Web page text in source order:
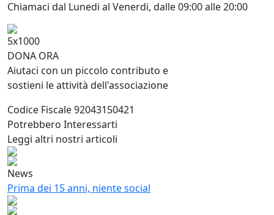
Chiamaci dal Lunedi al Venerdi, dalle 09:00 alle 20:00
5x1000
DONA ORA
Aiutaci con un piccolo contributo e
sostieni le attività dell'associazione
Codice Fiscale 92043150421
Potrebbero Interessarti
Leggi altri nostri articoli
News
Prima dei 15 anni, niente social